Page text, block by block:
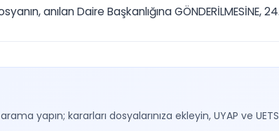
anılan Daire Başkanlığına GÖNDERİLMESİNE,
yapın; kararları dosyalarınıza ekleyin, UYAP ve